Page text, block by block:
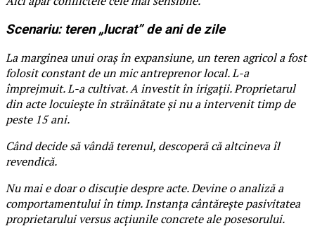
Scenariu: teren „lucrat” de ani de zile
La marginea unui oraș în expansiune, un teren agricol a fost
folosit constant de un mic antreprenor local. L-a
împrejmuit. L-a cultivat. A investit în irigații. Proprietarul
din acte locuiește în străinătate și nu a intervenit timp de
peste 15 ani.
Când decide să vândă terenul, descoperă că altcineva îl
revendică.
Nu mai e doar o discuție despre acte. Devine o analiză a
comportamentului în timp. Instanța cântărește pasivitatea
proprietarului versus acțiunile concrete ale posesorului.